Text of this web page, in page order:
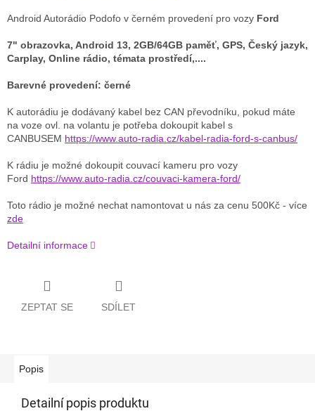
Android Autorádio Podofo v černém provedení pro vozy Ford
7" obrazovka, Android 13, 2GB/64GB paměť, GPS, Český jazyk,
Carplay, Online rádio, témata prostředí,....
Barevné provedení: černé
K autorádiu je dodávaný kabel bez CAN převodníku, pokud máte
na voze ovl. na volantu je potřeba dokoupit kabel s
CANBUSEM https://www.auto-radia.cz/kabel-radia-ford-s-canbus/
K rádiu je možné dokoupit couvací kameru pro vozy
Ford https://www.auto-radia.cz/couvaci-kamera-ford/
Toto rádio je možné nechat namontovat u nás za cenu 500Kč - více
zde
Detailní informace
ZEPTAT SE SDÍLET
Popis
Detailní popis produktu